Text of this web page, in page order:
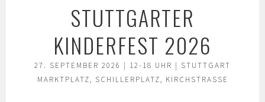
STUTTGARTER
KINDERFEST 2026
27. SEPTEMBER 2026 | 12-18 UHR | STUTTGART
MARKTPLATZ, SCHILLERPLATZ, KIRCHSTRASSE